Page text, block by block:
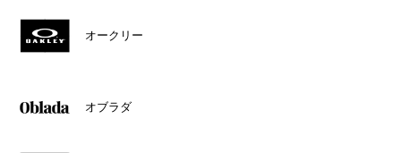
オークリー
オブラダ